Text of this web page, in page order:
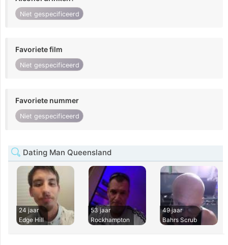
Niet gespecificeerd
Favoriete film
Niet gespecificeerd
Favoriete nummer
Niet gespecificeerd
Dating Man Queensland
24 jaar
Edge Hill
53 jaar
Rockhampton
49 jaar
Bahrs Scrub